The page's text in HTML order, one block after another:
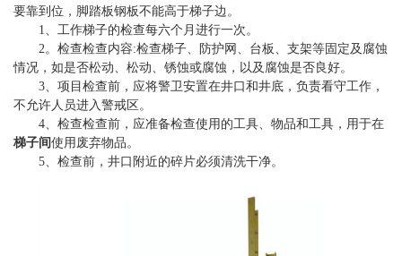
要靠到位，脚踏板钢板不能高于梯子边。
1、工作梯子的检查每六个月进行一次。
2。检查检查内容:检查梯子、防护网、台板、支架等固定及腐蚀
情况，如是否松动、松动、锈蚀或腐蚀，以及腐蚀是否良好。
3、项目检查前，应将警卫安置在井口和井底，负责看守工作，
不允许人员进入警戒区。
4、检查检查前，应准备检查使用的工具、物品和工具，用于在
梯子间使用废弃物品。
5、检查前，井口附近的碎片必须清洗干净。